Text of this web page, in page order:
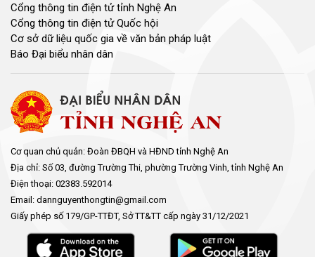
Cổng thông tin điện tử tỉnh Nghệ An
Cổng thông tin điện tử Quốc hội
Cơ sở dữ liệu quốc gia về văn bản pháp luật
Báo Đại biểu nhân dân
Cơ quan chủ quản: Đoàn ĐBQH và HĐND tỉnh Nghệ An
Địa chỉ: Số 03, đường Trường Thi, phường Trường Vinh, tỉnh Nghệ An
Điện thoại: 02383.592014
Email: dannguyenthongtin@gmail.com
Giấy phép số 179/GP-TTĐT, Sở TT&TT cấp ngày 31/12/2021